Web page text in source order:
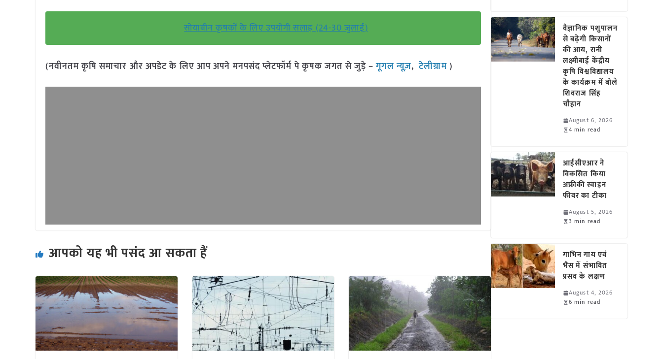
सोयाबीन कृषकों के लिए उपयोगी सलाह (24-30 जुलाई)
(नवीनतम कृषि समाचार और अपडेट के लिए आप अपने मनपसंद प्लेटफॉर्म पे कृषक जगत से जुड़े –गूगल न्यूज़,टेलीग्राम)
आपको यह भी पसंद आ सकता हैं
वैज्ञानिक पशुपालन
से बढ़ेगी किसानों
की आय, रानी
लक्ष्मीबाई केंद्रीय
कृषि विश्वविद्यालय
के कार्यक्रम में बोले
शिवराज सिंह
चौहान
August 6, 2026
4 min read
आईसीएआर ने
विकसित किया
अफ्रीकी स्वाइन
फीवर का टीका
August 5, 2026
3 min read
गाभिन गाय एवं
भैंस में संभावित
प्रसव के लक्षण
August 4, 2026
6 min read